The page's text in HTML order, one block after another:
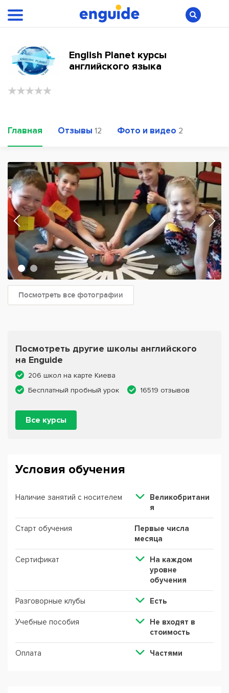
English Planet курсы
английского языка
Главная Отзывы 12 Фото и видео 2
Посмотреть все фотографии
Посмотреть другие школы английского
на Enguide
206 школ на карте Киева
Бесплатный пробный урок
16519 отзывов
Все курсы
Условия обучения
Наличие занятий с носителем
Великобритани
я
Старт обучения
Первые числа
месяца
Сертификат
На каждом
уровне
обучения
Разговорные клубы Есть
Учебные пособия
Не входят в
стоимость
Оплата Частями